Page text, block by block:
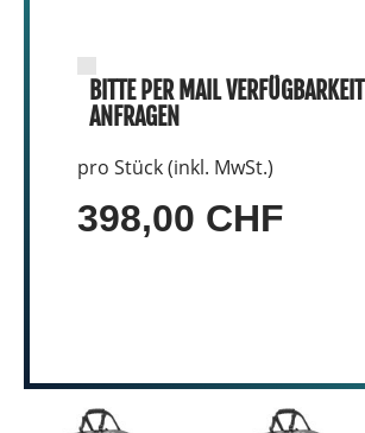
BITTE PER MAIL VERFÜGBARKEIT
ANFRAGEN
pro Stück (inkl. MwSt.)
398,00 CHF